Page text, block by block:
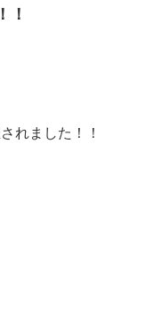
！
れました！！